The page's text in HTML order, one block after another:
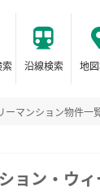
索 沿線検索 地
ーマンション物件一
ョン・ウ